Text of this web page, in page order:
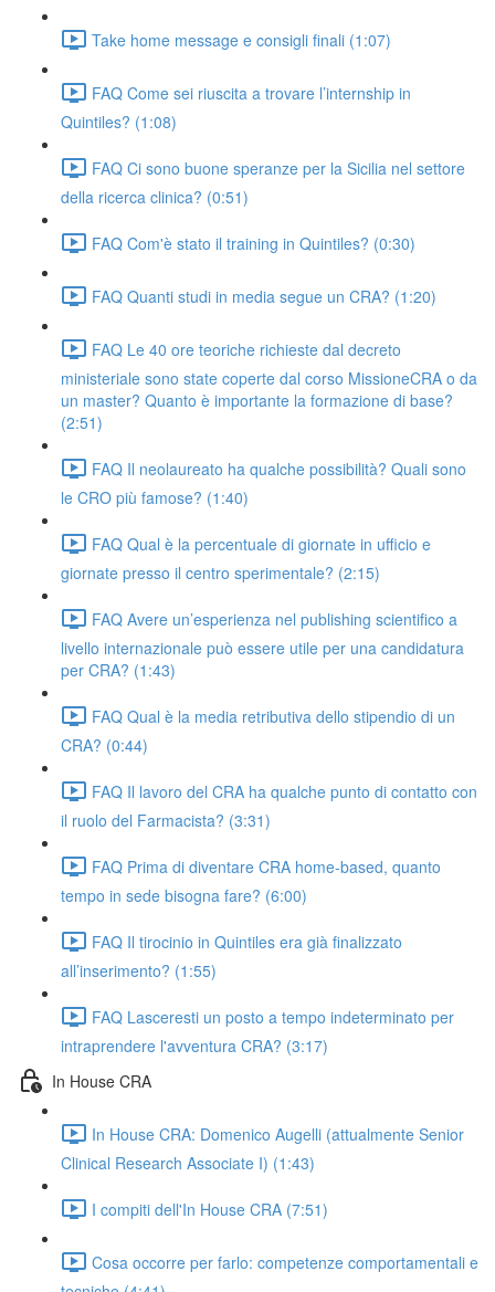
Take home message e consigli finali (1:07)
FAQ Come sei riuscita a trovare l’internship in
Quintiles? (1:08)
FAQ Ci sono buone speranze per la Sicilia nel settore
della ricerca clinica? (0:51)
FAQ Com'è stato il training in Quintiles? (0:30)
FAQ Quanti studi in media segue un CRA? (1:20)
FAQ Le 40 ore teoriche richieste dal decreto
ministeriale sono state coperte dal corso MissioneCRA o da
un master? Quanto è importante la formazione di base?
(2:51)
FAQ Il neolaureato ha qualche possibilità? Quali sono
le CRO più famose? (1:40)
FAQ Qual è la percentuale di giornate in ufficio e
giornate presso il centro sperimentale? (2:15)
FAQ Avere un’esperienza nel publishing scientifico a
livello internazionale può essere utile per una candidatura
per CRA? (1:43)
FAQ Qual è la media retributiva dello stipendio di un
CRA? (0:44)
FAQ Il lavoro del CRA ha qualche punto di contatto con
il ruolo del Farmacista? (3:31)
FAQ Prima di diventare CRA home-based, quanto
tempo in sede bisogna fare? (6:00)
FAQ Il tirocinio in Quintiles era già finalizzato
all’inserimento? (1:55)
FAQ Lasceresti un posto a tempo indeterminato per
intraprendere l'avventura CRA? (3:17)
In House CRA
In House CRA: Domenico Augelli (attualmente Senior
Clinical Research Associate I) (1:43)
I compiti dell'In House CRA (7:51)
Cosa occorre per farlo: competenze comportamentali e